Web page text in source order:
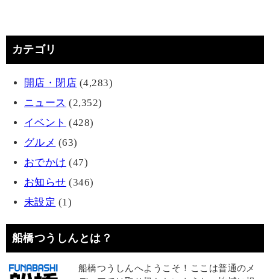
カテゴリ
開店・閉店 (4,283)
ニュース (2,352)
イベント (428)
グルメ (63)
おでかけ (47)
お知らせ (346)
未設定 (1)
船橋つうしんとは？
船橋つうしんへようこそ！ここは普通のメ